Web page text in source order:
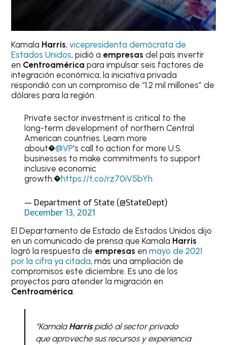
Kamala Harris,vicepresidenta demócrata de
Estados Unidos, pidió a empresas del país invertir
en Centroamérica para impulsar seis factores de
integración económica; la iniciativa privada
respondió con un compromiso de “1.2 mil millones” de
dólares para la región.
Private sector investment is critical to the
long-term development of northern Central
American countries. Learn more
about�@VP's call to action for more U.S.
businesses to make commitments to support
inclusive economic
growth.�https://t.co/rz70iV5bYh
— Department of State (@StateDept)
December 13, 2021
El Departamento de Estado de Estados Unidos dijo
en un comunicado de prensa que Kamala Harris
logró la respuesta de empresas enmayo de 2021
por la cifra ya citada, más una ampliación de
compromisos este diciembre. Es uno de los
proyectos para atender la migración en
Centroamérica.
“KamalaHarrispidió al sector privado
que aproveche sus recursos y experiencia